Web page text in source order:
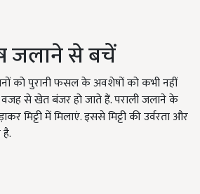
से बचें
को पुरानी फसल के अवशेषों को कभी नहीं
वजह से खेत बंजर हो जाते हैं. पराली जलाने के
मिट्टी में मिलाएं. इससे मिट्टी की उर्वरता और